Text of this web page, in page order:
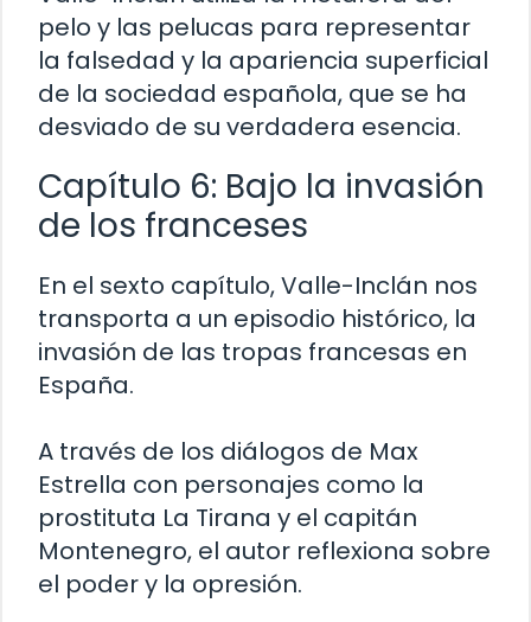
pelo y las pelucas para representar
la falsedad y la apariencia superficial
de la sociedad española, que se ha
desviado de su verdadera esencia.
Capítulo 6: Bajo la invasión
de los franceses
En el sexto capítulo, Valle-Inclán nos
transporta a un episodio histórico, la
invasión de las tropas francesas en
España.
A través de los diálogos de Max
Estrella con personajes como la
prostituta La Tirana y el capitán
Montenegro, el autor reflexiona sobre
el poder y la opresión.